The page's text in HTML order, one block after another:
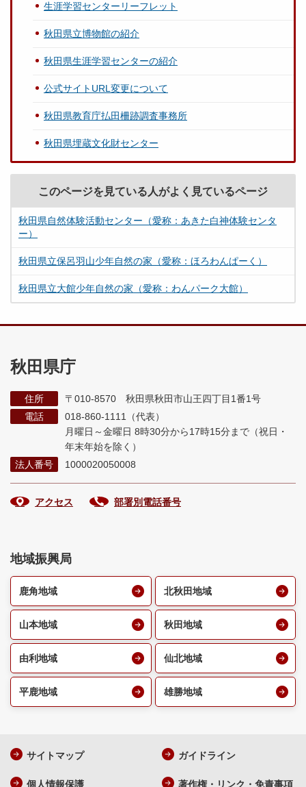
生涯学習センターリーフレット
秋田県立博物館の紹介
秋田県生涯学習センターの紹介
公式サイトURL変更について
秋田県教育庁払田柵跡調査事務所
秋田県埋蔵文化財センター
このページを見ている人がよく見ているページ
秋田県自然体験活動センター（愛称：あきた白神体験センタ
ー）
秋田県立保呂羽山少年自然の家（愛称：ほろわんぱーく）
秋田県立大館少年自然の家（愛称：わんパーク大館）
秋田県庁
住所
〒010-8570 秋田県秋田市山王四丁目1番1号
電話
018-860-1111（代表）
月曜日～金曜日 8時30分から17時15分まで （祝日・
年末年始を除く）
法人番号
1000020050008
アクセス 部署別電話番号
地域振興局
鹿角地域 北秋田地域
山本地域 秋田地域
由利地域 仙北地域
平鹿地域 雄勝地域
サイトマップ ガイドライン
個人情報保護 著作権・リンク・免責事項